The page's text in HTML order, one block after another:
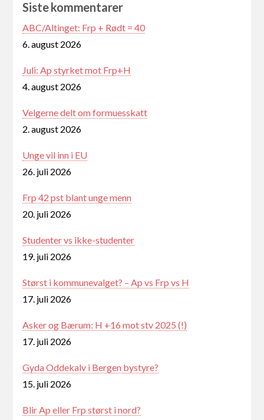
Siste kommentarer
ABC/Altinget: Frp + Rødt = 40
6. august 2026
Juli: Ap styrket mot Frp+H
4. august 2026
Velgerne delt om formuesskatt
2. august 2026
Unge vil inn i EU
26. juli 2026
Frp 42 pst blant unge menn
20. juli 2026
Studenter vs ikke-studenter
19. juli 2026
Størst i kommunevalget? – Ap vs Frp vs H
17. juli 2026
Asker og Bærum: H +16 mot stv 2025 (!)
17. juli 2026
Gyda Oddekalv i Bergen bystyre?
15. juli 2026
Blir Ap eller Frp størst i nord?